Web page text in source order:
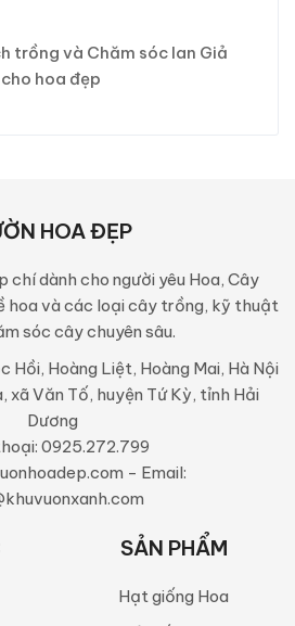
trồng và Chăm sóc lan Giả
hoa đẹp
HOA ĐẸP
chí dành cho người yêu Hoa, Cây
hoa và các loại cây trồng, kỹ thuật
sóc cây chuyên sâu.
Hồi, Hoàng Liệt, Hoàng Mai, Hà Nội
xã Văn Tố, huyện Tứ Kỳ, tỉnh Hải
Dương
0925.272.799
- Email:
SẢN PHẨM
Hạt giống Hoa